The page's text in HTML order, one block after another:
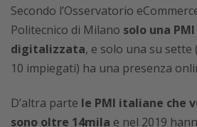
Secondo l’Osservatorio
Politecnico di Milano solo una
digitalizzata, e solo una su sette
10 impiegati) ha una presenza
D’altra parte le PMI italiane che
sono oltre 14mila e nel 2019